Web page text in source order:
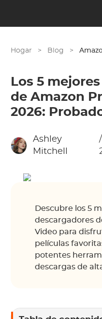
Hogar > Blog >
Los 5
de Amazon
2026:
Ashley
Mitchell
Descubre los 5
descargadores
Video para
películas
potentes
descargas de